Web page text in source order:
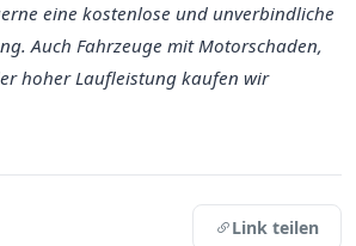
eine kostenlose und unverbindliche
Auch Fahrzeuge mit Motorschaden,
hoher Laufleistung kaufen wir
Link teilen